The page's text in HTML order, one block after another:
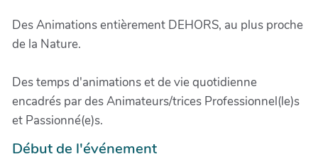
Des Animations entièrement DEHORS, au plus proche
de la Nature.
Des temps d'animations et de vie quotidienne
encadrés par des Animateurs/trices Professionnel(le)s
et Passionné(e)s.
Début de l'événement